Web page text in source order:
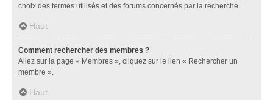
choix des termes utilisés et des forums concernés par la recherche.
Haut
Comment rechercher des membres ?
Allez sur la page « Membres », cliquez sur le lien « Rechercher un
membre ».
Haut